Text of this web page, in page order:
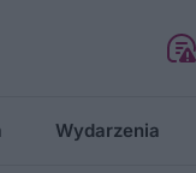
Wydarzenia